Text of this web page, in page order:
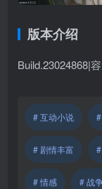
版本介绍
Build.23024868|
# 互动小说
# 剧情丰富
# 情感 # 战